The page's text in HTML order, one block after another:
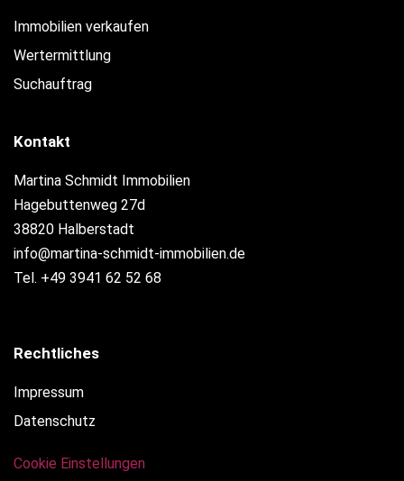
Immobilien verkaufen
Wertermittlung
Suchauftrag
Kontakt
Martina Schmidt Immobilien
Hagebuttenweg 27d
38820 Halberstadt
info@martina-schmidt-immobilien.de
Tel. +49 3941 62 52 68
Rechtliches
Impressum
Datenschutz
Cookie Einstellungen